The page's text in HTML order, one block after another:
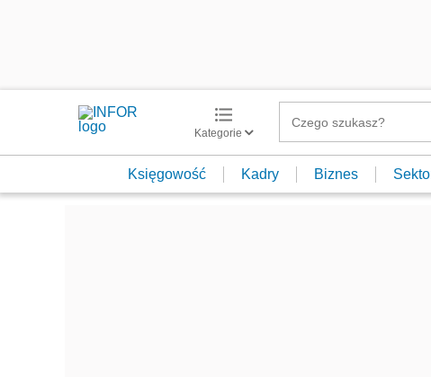
Kategorie
Księgowość Kadry Biznes